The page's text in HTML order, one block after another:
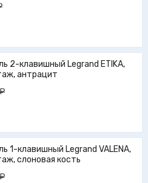
2-клавишный Legrand ETIKA,
антрацит
1-клавишный Legrand VALENA,
слоновая кость